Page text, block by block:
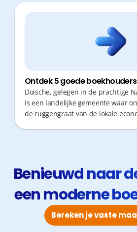
Ontdek 5 goede
Doische, gelegen in de prachtige
is een landelijke gemeente waar
de ruggengraat van de lokale
advies op maat en snelle
het verschil tussen simpelweg
groeien.
Benieuwd naar
een moderne
Bereken je vaste